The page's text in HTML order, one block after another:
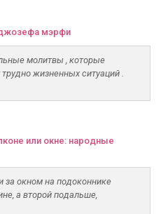
мэрфи
молитвы , которые
жизненных ситуаций .
или окне: народные
за окном на подоконнике
а второй подальше,